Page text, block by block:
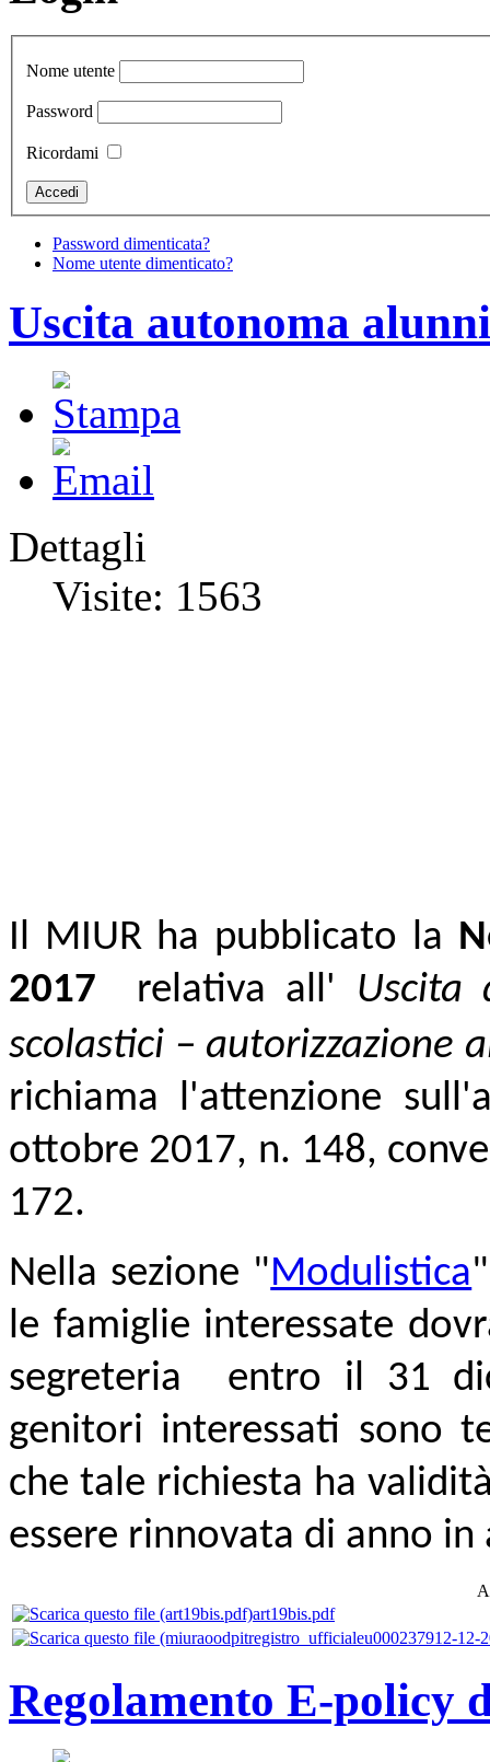
Nome utente
Password
Ricordami
Password dimenticata?
Nome utente dimenticato?
Uscita autonoma
Dettagli
Visite: 1563
Il MIUR ha pubblicato la
2017
relativa all'
scolastici – autorizzazione
richiama l'attenzione
ottobre 2017, n. 148,
172.
Nella sezione "Modulistica
le famiglie interessate
segreteria entro il 31
genitori interessati sono
che tale richiesta ha
essere rinnovata di anno in
art19bis.pdf
Regolamento E-policy